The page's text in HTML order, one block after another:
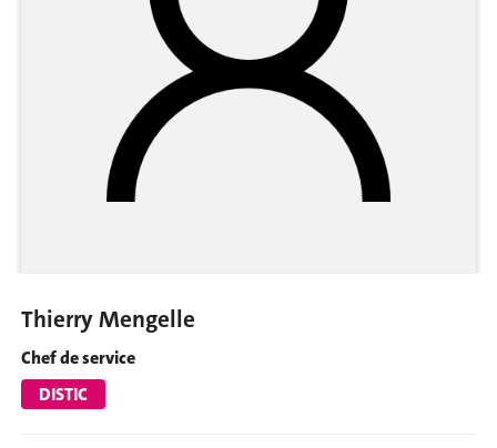
Thierry Mengelle
Chef de service
DISTIC